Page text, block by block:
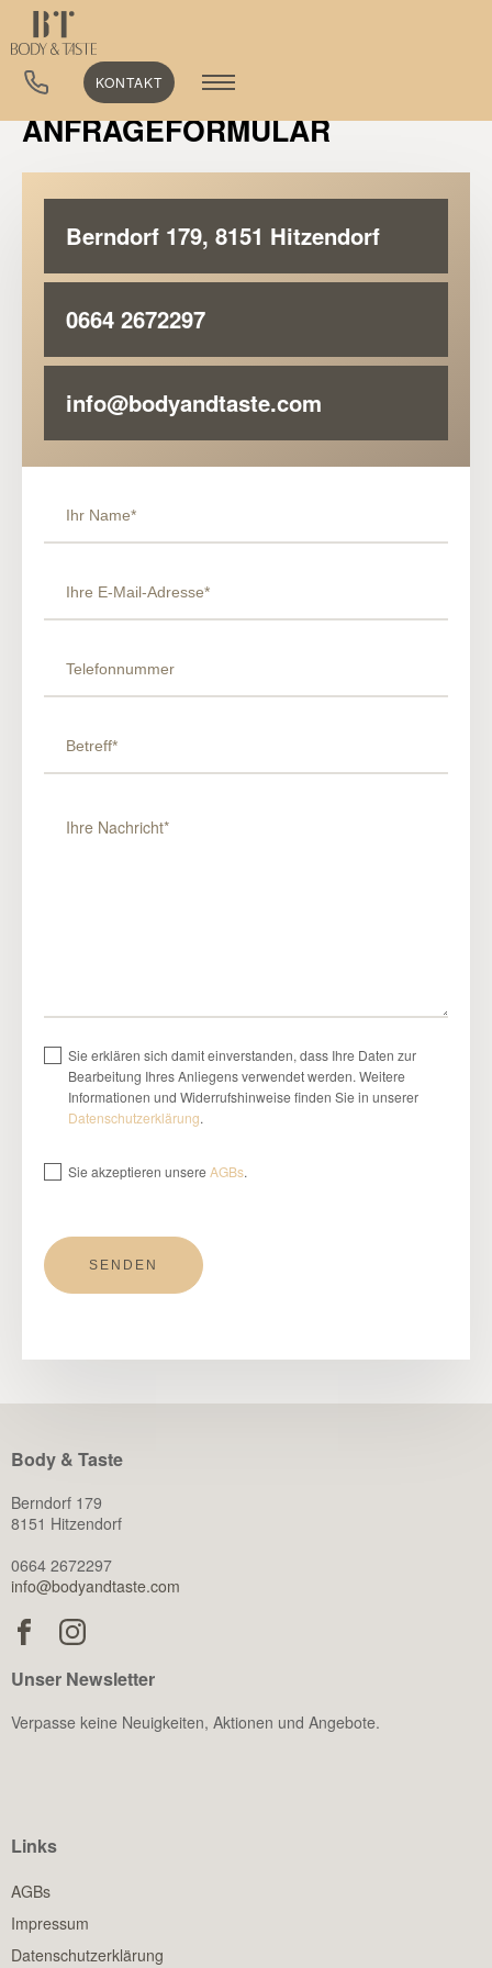
KONTAKT
ANFRAGEFORMULAR
Sie erklären sich damit einverstanden, dass Ihre Daten zur
Bearbeitung Ihres Anliegens verwendet werden. Weitere
Informationen und Widerrufshinweise finden Sie in unserer
Datenschutzerklärung.
Sie akzeptieren unsereAGBs.
Berndorf 179, 8151 Hitzendorf
0664 2672297
info@bodyandtaste.com
Body & Taste
Berndorf 179
8151 Hitzendorf
0664 2672297
info@bodyandtaste.com
Unser Newsletter
Verpasse keine Neuigkeiten, Aktionen und Angebote.
Links
AGBs
Impressum
Datenschutzerklärung